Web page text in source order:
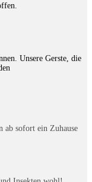
Unsere Gerste, die
ab sofort ein Zuhause